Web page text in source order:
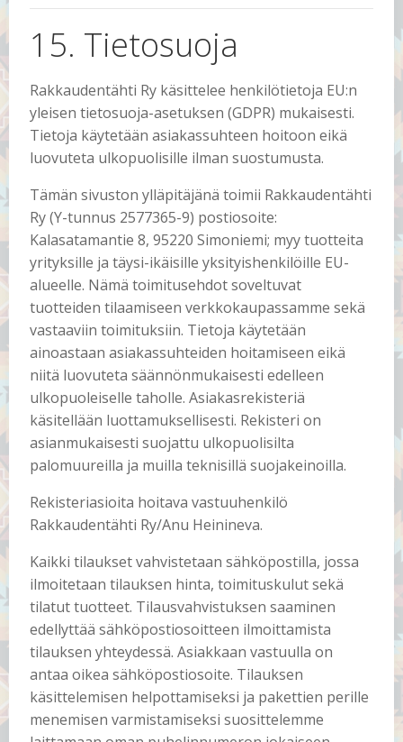
15. Tietosuoja
Rakkaudentähti Ry käsittelee henkilötietoja EU:n
yleisen tietosuoja-asetuksen (GDPR) mukaisesti.
Tietoja käytetään asiakassuhteen hoitoon eikä
luovuteta ulkopuolisille ilman suostumusta.
Tämän sivuston ylläpitäjänä toimii Rakkaudentähti
Ry (Y-tunnus 2577365-9) postiosoite:
Kalasatamantie 8, 95220 Simoniemi; myy tuotteita
yrityksille ja täysi-ikäisille yksityishenkilöille EU-
alueelle. Nämä toimitusehdot soveltuvat
tuotteiden tilaamiseen verkkokaupassamme sekä
vastaaviin toimituksiin. Tietoja käytetään
ainoastaan asiakassuhteiden hoitamiseen eikä
niitä luovuteta säännönmukaisesti edelleen
ulkopuoleiselle taholle. Asiakasrekisteriä
käsitellään luottamuksellisesti. Rekisteri on
asianmukaisesti suojattu ulkopuolisilta
palomuureilla ja muilla teknisillä suojakeinoilla.
Rekisteriasioita hoitava vastuuhenkilö
Rakkaudentähti Ry/Anu Heinineva.
Kaikki tilaukset vahvistetaan sähköpostilla, jossa
ilmoitetaan tilauksen hinta, toimituskulut sekä
tilatut tuotteet. Tilausvahvistuksen saaminen
edellyttää sähköpostiosoitteen ilmoittamista
tilauksen yhteydessä. Asiakkaan vastuulla on
antaa oikea sähköpostiosoite. Tilauksen
käsittelemisen helpottamiseksi ja pakettien perille
menemisen varmistamiseksi suosittelemme